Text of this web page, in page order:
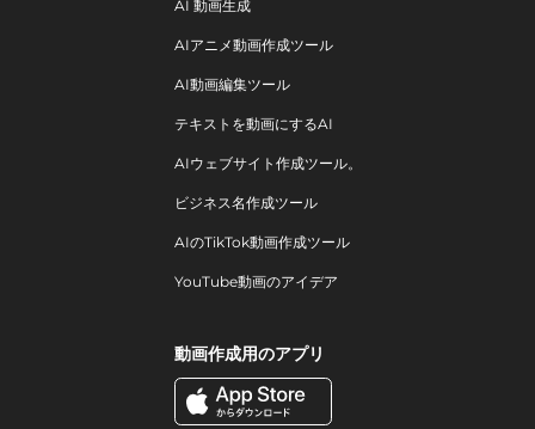
AI 動画生成
AIアニメ動画作成ツール
AI動画編集ツール
テキストを動画にするAI
AIウェブサイト作成ツール。
ビジネス名作成ツール
AIのTikTok動画作成ツール
YouTube動画のアイデア
動画作成用のアプリ